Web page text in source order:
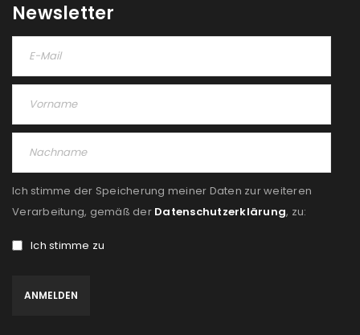
Benutzername oder E-Mail-Adresse*
Passwort
Anmeldeformular geschützt durch WP Captcha
Angemeldet bleiben
ANMELDEN
Newsletter
Ich stimme der Speicherung meiner Daten zur weiteren
Verarbeitung, gemäß der Datenschutzerklärung, zu:
Ich stimme zu